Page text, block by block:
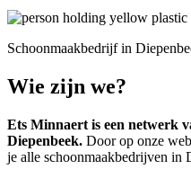
Schoonmaakbedrijf in
Wie zijn we?
Ets Minnaert is een netwerk
Diepenbeek. Door op onze
je alle schoonmaakbedrijven in